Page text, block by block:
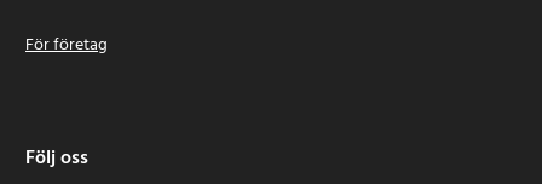
För företag
Följ oss